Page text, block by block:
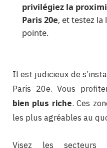
privilégiez la
Paris 20e, et testez la
pointe.
Il est judicieux de
Paris 20e. Vous
bien plus riche. Ces
les plus agréables au
Visez les secteurs